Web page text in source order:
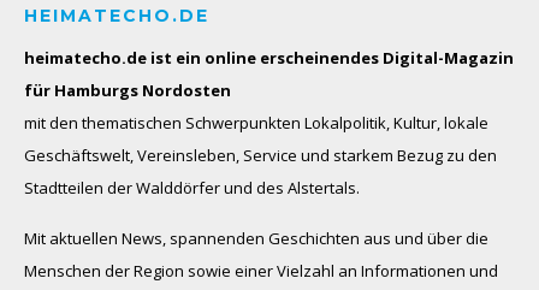
HEIMATECHO.DE
heimatecho.de ist ein online erscheinendes Digital-Magazin
für Hamburgs Nordosten
mit den thematischen Schwerpunkten Lokalpolitik, Kultur, lokale
Geschäftswelt, Vereinsleben, Service und starkem Bezug zu den
Stadtteilen der Walddörfer und des Alstertals.
Mit aktuellen News, spannenden Geschichten aus und über die
Menschen der Region sowie einer Vielzahl an Informationen und